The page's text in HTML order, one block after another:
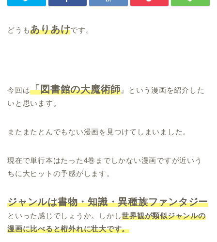
どうもありあけです。
今回は「図書館の大魔術師 』という漫画を紹介した
いと思います。
またまたとんでもない漫画を見つけてしまいました。
現在で単行本はたった4巻までしかない漫画ですが近いう
ちに大ヒットの予感がします。
ジャンルは書物・知識・異種族ファンタジー
といった感じでしょうか。しかし世界観が類似ジャンルの
漫画に比べると桁外れに壮大です。